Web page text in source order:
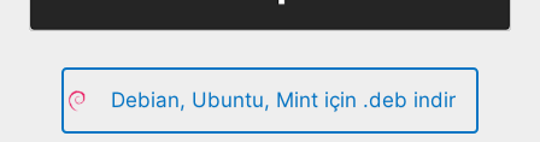
Debian, Ubuntu, Mint için .deb indir